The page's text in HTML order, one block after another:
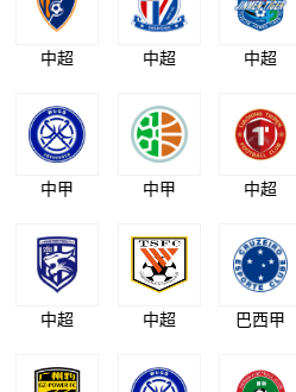
中超 中超 中超
中甲 中甲 中超
中超 中超 巴西甲